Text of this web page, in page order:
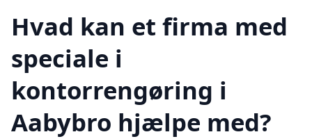
Hvad kan et firma med
speciale i
kontorrengøring i
Aabybro hjælpe med?